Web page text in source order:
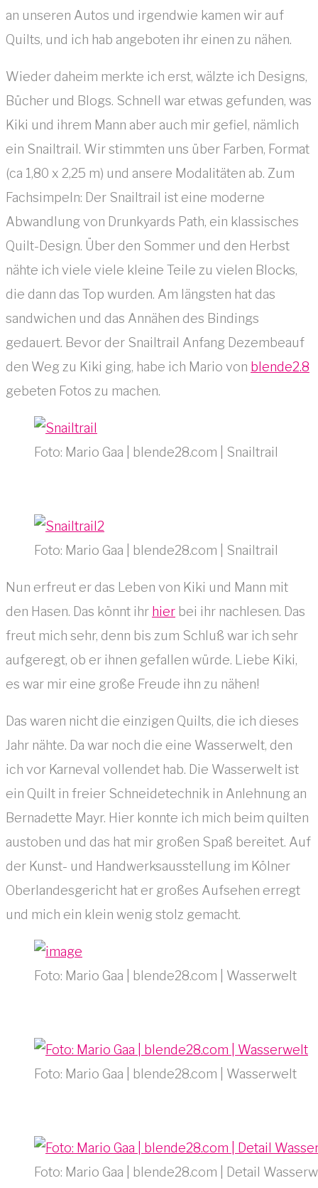
an unseren Autos und irgendwie kamen wir auf
Quilts, und ich hab angeboten ihr einen zu nähen.
Wieder daheim merkte ich erst, wälzte ich Designs,
Bücher und Blogs. Schnell war etwas gefunden, was
Kiki und ihrem Mann aber auch mir gefiel, nämlich
ein Snailtrail. Wir stimmten uns über Farben, Format
(ca 1,80 x 2,25 m) und ansere Modalitäten ab. Zum
Fachsimpeln: Der Snailtrail ist eine moderne
Abwandlung von Drunkyards Path, ein klassisches
Quilt-Design. Über den Sommer und den Herbst
nähte ich viele viele kleine Teile zu vielen Blocks,
die dann das Top wurden. Am längsten hat das
sandwichen und das Annähen des Bindings
gedauert. Bevor der Snailtrail Anfang Dezembeauf
den Weg zu Kiki ging, habe ich Mario von blende2.8
gebeten Fotos zu machen.
Foto: Mario Gaa | blende28.com | Snailtrail
Foto: Mario Gaa | blende28.com | Snailtrail
Nun erfreut er das Leben von Kiki und Mann mit
den Hasen. Das könnt ihr hier bei ihr nachlesen. Das
freut mich sehr, denn bis zum Schluß war ich sehr
aufgeregt, ob er ihnen gefallen würde. Liebe Kiki,
es war mir eine große Freude ihn zu nähen!
Das waren nicht die einzigen Quilts, die ich dieses
Jahr nähte. Da war noch die eine Wasserwelt, den
ich vor Karneval vollendet hab. Die Wasserwelt ist
ein Quilt in freier Schneidetechnik in Anlehnung an
Bernadette Mayr. Hier konnte ich mich beim quilten
austoben und das hat mir großen Spaß bereitet. Auf
der Kunst- und Handwerksausstellung im Kölner
Oberlandesgericht hat er großes Aufsehen erregt
und mich ein klein wenig stolz gemacht.
Foto: Mario Gaa | blende28.com | Wasserwelt
Foto: Mario Gaa | blende28.com | Wasserwelt
Foto: Mario Gaa | blende28.com | Detail